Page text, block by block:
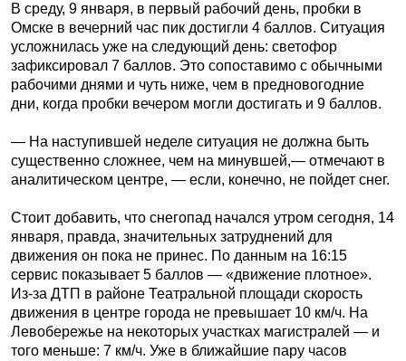
В среду, 9 января, в первый рабочий день, пробки в
Омске в вечерний час пик достигли 4 баллов. Ситуация
усложнилась уже на следующий день: светофор
зафиксировал 7 баллов. Это сопоставимо с обычными
рабочими днями и чуть ниже, чем в предновогодние
дни, когда пробки вечером могли достигать и 9 баллов.
— На наступившей неделе ситуация не должна быть
существенно сложнее, чем на минувшей,— отмечают в
аналитическом центре, — если, конечно, не пойдет снег.
Стоит добавить, что снегопад начался утром сегодня, 14
января, правда, значительных затруднений для
движения он пока не принес. По данным на 16:15
сервис показывает 5 баллов — «движение плотное».
Из-за ДТП в районе Театральной площади скорость
движения в центре города не превышает 10 км/ч. На
Левобережье на некоторых участках магистралей — и
того меньше: 7 км/ч. Уже в ближайшие пару часов